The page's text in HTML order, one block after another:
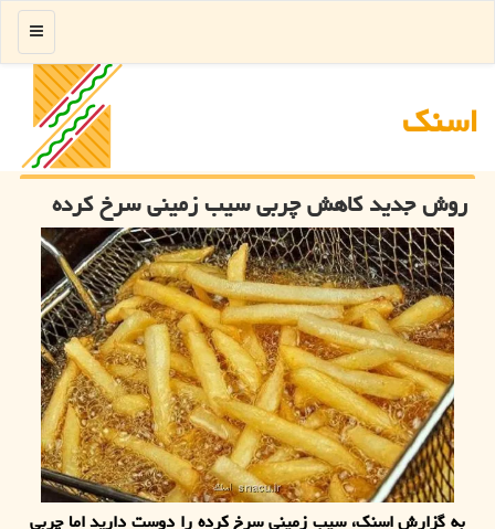
اسنك
منو
روش جدید کاهش چربی سیب زمینی سرخ کرده
به گزارش اسنک، سیب زمینی سرخ کرده را دوست دارید اما چربی